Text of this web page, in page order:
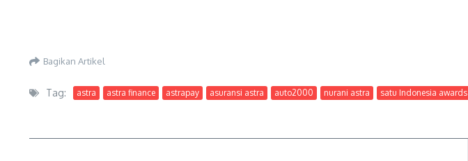
Bagikan Artikel
Tag: astra astra finance astrapay asuransi astra auto2000 nurani astra satu Indonesia awards